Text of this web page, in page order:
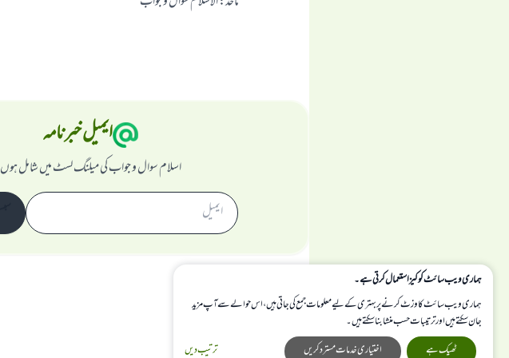
ایمیل خبرنامہ
اسلام سوال و جواب کی میلنگ لسٹ میں شامل ہوں
ہماری ویب سائٹ کوکیز استعمال کرتی ہے۔
ہماری ویب سائٹ کا وزٹ کرنے پر بہتری کے لیے معلومات جمع کی جاتی ہیں، اس حوالے سے آپ مزید
جان سکتے ہیں اور ترتیبات حسب منشا بنا سکتے ہیں۔
ترتیب دیں
اختیاری خدمات مسترد کریں ٹھیک ہے